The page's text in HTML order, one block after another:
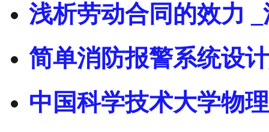
浅析劳动合同的效力 _
简单消防报警系统设
中国科学技术大学物